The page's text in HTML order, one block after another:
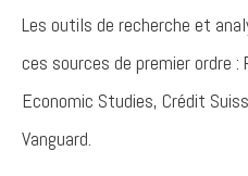
Les outils de recherche et
ces sources de premier ordre :
Economic Studies, Crédit
Vanguard.